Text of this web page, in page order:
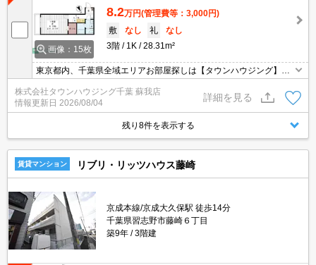
画像：15枚
8.2万円(管理費等：3,000円)
敷
なし 礼
なし
3階
1K 28.31m²
東京都内、千葉県全域エリアお部屋探しは【タウンハウジング】に
お任せください！オンラインでご相談・ご見学・ご契約お手続きも
ご対応可能です。
株式会社タウンハウジング千葉 蘇我店
情報更新日 2026/08/04
詳細を見る
残り8件を表示する
賃貸マンション リブリ・リッツハウス藤崎
京成本線/京成大久保駅 徒歩14分
千葉県習志野市藤崎６丁目
築9年
3階建